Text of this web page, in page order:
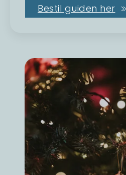
Bestil guiden her